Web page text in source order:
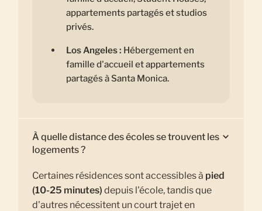
appartements partagés et studios
privés.
Los Angeles : Hébergement en
famille d'accueil et appartements
partagés à Santa Monica.
À quelle distance des écoles se trouvent les
logements ?
Certaines résidences sont accessibles à pied
(10-25 minutes) depuis l'école, tandis que
d'autres nécessitent un court trajet en